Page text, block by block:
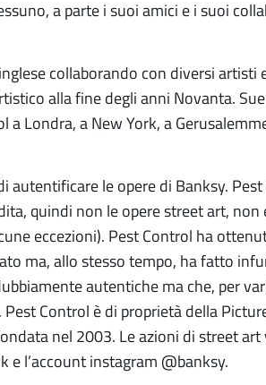
a parte i suoi amici e i suoi
collaborando con diversi artisti
alla fine degli anni Novanta.
Londra, a New York, a
autentificare le opere di Banksy.
quindi non le opere street art, non
eccezioni). Pest Control ha
ma, allo stesso tempo, ha fatto
autentiche ma che, per
Control è di proprietà della
nel 2003. Le azioni di street art
l’account instagram @banksy.